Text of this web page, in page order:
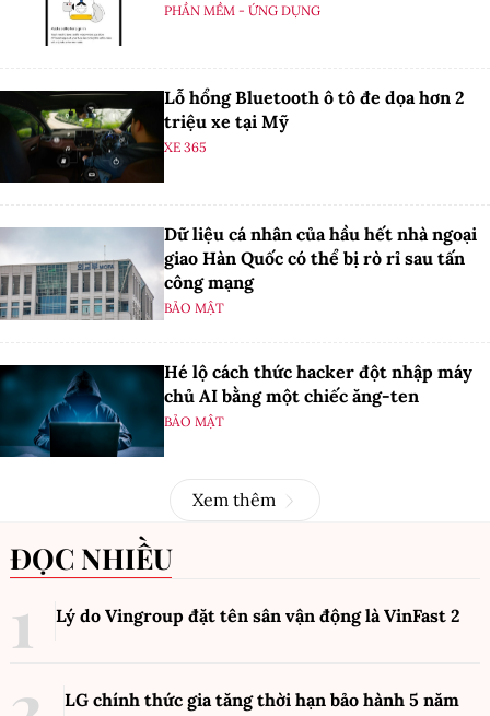
PHẦN MỀM - ỨNG DỤNG
Lỗ hổng Bluetooth ô tô đe dọa hơn 2
triệu xe tại Mỹ
XE 365
Dữ liệu cá nhân của hầu hết nhà ngoại
giao Hàn Quốc có thể bị rò rỉ sau tấn
công mạng
BẢO MẬT
Hé lộ cách thức hacker đột nhập máy
chủ AI bằng một chiếc ăng-ten
BẢO MẬT
Xem thêm
ĐỌC NHIỀU
Lý do Vingroup đặt tên sân vận động là VinFast 2
LG chính thức gia tăng thời hạn bảo hành 5 năm